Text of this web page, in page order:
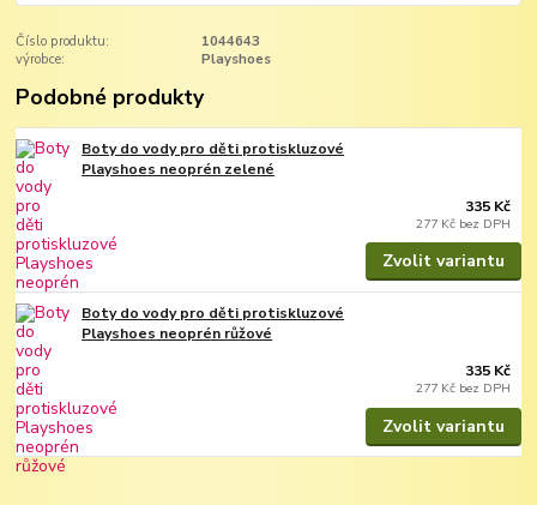
Číslo produktu:
1044643
výrobce:
Playshoes
Podobné produkty
Boty do vody pro děti protiskluzové
Playshoes neoprén zelené
335 Kč
277 Kč bez DPH
Zvolit variantu
Boty do vody pro děti protiskluzové
Playshoes neoprén růžové
335 Kč
277 Kč bez DPH
Zvolit variantu